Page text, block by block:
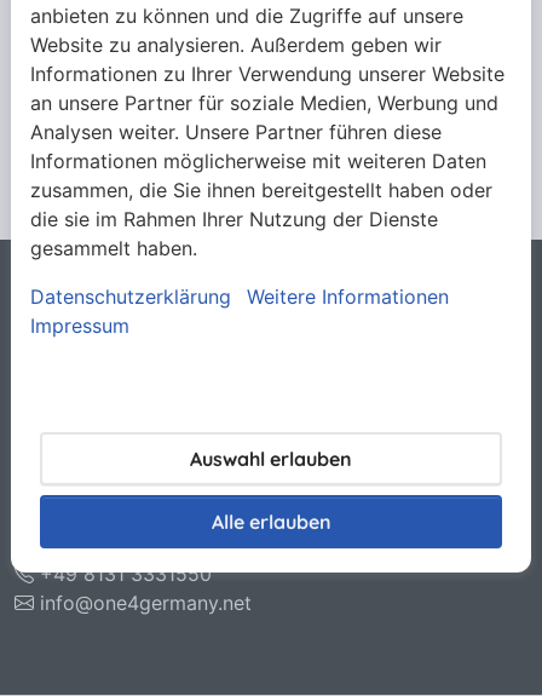
Mehr anzeigen
Rechtliches
Allgemeine Verkaufsbedingungen
Impressum
O.N.E. GmbH & Co. KG
85221 Dachau
+49 8131 3331550
info@one4germany.net
anbieten zu können und die Zugriffe auf unsere
Website zu analysieren. Außerdem geben wir
Informationen zu Ihrer Verwendung unserer Website
an unsere Partner für soziale Medien, Werbung und
Analysen weiter. Unsere Partner führen diese
Informationen möglicherweise mit weiteren Daten
zusammen, die Sie ihnen bereitgestellt haben oder
die sie im Rahmen Ihrer Nutzung der Dienste
gesammelt haben.
Datenschutzerklärung
Weitere Informationen
Impressum
Auswahl erlauben
Alle erlauben